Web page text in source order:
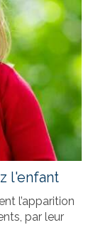
l'enfant
l’apparition
par leur